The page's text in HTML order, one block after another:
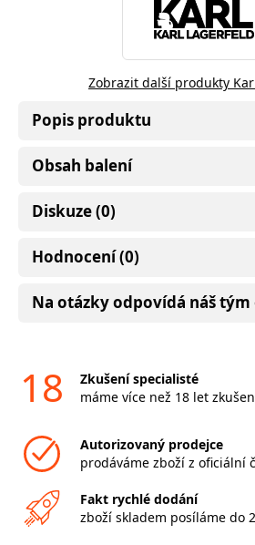
Zobrazit další produkty
Popis produktu
Obsah balení
Diskuze (0)
Hodnocení (0)
Na otázky odpovídá náš
18
Zkušení specialisté
máme více než 18 let
Autorizovaný prodejce
prodáváme zboží z oficiální
Fakt rychlé dodání
zboží skladem posíláme do